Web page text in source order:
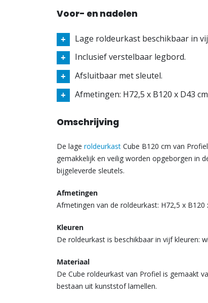
Voor- en nadelen
Lage roldeurkast beschikbaar in
Inclusief verstelbaar legbord.
Afsluitbaar met sleutel.
Afmetingen: H72,5 x B120 x D43
Omschrijving
De lage roldeurkast Cube B120 cm van
gemakkelijk en veilig worden opgeborgen in
bijgeleverde sleutels.
Afmetingen
Afmetingen van de roldeurkast: H72,5 x
Kleuren
De roldeurkast is beschikbaar in vijf kleuren:
Materiaal
De Cube roldeurkast van Profiel is gemaakt
bestaan uit kunststof lamellen.